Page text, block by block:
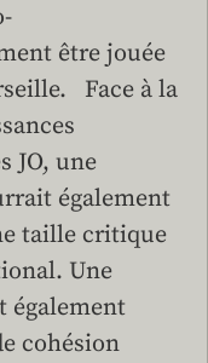
être jouée
Face à la
JO, une
également
taille critique
Une
également
cohésion